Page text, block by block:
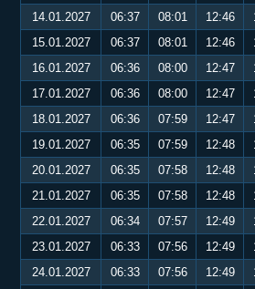
14.01.2027
06:37 08:01 12:46
15.01.2027
06:37 08:01 12:46
16.01.2027
06:36 08:00 12:47
17.01.2027
06:36 08:00 12:47
18.01.2027
06:36 07:59 12:47
19.01.2027
06:35 07:59 12:48
20.01.2027
06:35 07:58 12:48
21.01.2027
06:35 07:58 12:48
22.01.2027
06:34 07:57 12:49
23.01.2027
06:33 07:56 12:49
24.01.2027
06:33 07:56 12:49